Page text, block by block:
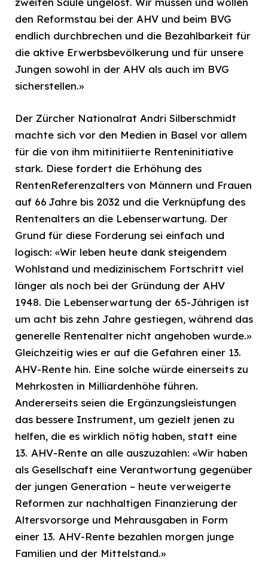
den Reformstau bei der AHV und beim BVG
endlich durchbrechen und die Bezahlbarkeit für
die aktive Erwerbsbevölkerung und für unsere
Jungen sowohl in der AHV als auch im BVG
sicherstellen.»
Der Zürcher Nationalrat Andri Silberschmidt
machte sich vor den Medien in Basel vor allem
für die von ihm mitinitiierte Renteninitiative
stark. Diese fordert die Erhöhung des
RentenReferenzalters von Männern und Frauen
auf 66 Jahre bis 2032 und die Verknüpfung des
Rentenalters an die Lebenserwartung. Der
Grund für diese Forderung sei einfach und
logisch: «Wir leben heute dank steigendem
Wohlstand und medizinischem Fortschritt viel
länger als noch bei der Gründung der AHV
1948. Die Lebenserwartung der 65-Jährigen ist
um acht bis zehn Jahre gestiegen, während das
generelle Rentenalter nicht angehoben wurde.»
Gleichzeitig wies er auf die Gefahren einer 13.
AHV-Rente hin. Eine solche würde einerseits zu
Mehrkosten in Milliardenhöhe führen.
Andererseits seien die Ergänzungsleistungen
das bessere Instrument, um gezielt jenen zu
helfen, die es wirklich nötig haben, statt eine
13. AHV-Rente an alle auszuzahlen: «Wir haben
als Gesellschaft eine Verantwortung gegenüber
der jungen Generation – heute verweigerte
Reformen zur nachhaltigen Finanzierung der
Altersvorsorge und Mehrausgaben in Form
einer 13. AHV-Rente bezahlen morgen junge
Familien und der Mittelstand.»